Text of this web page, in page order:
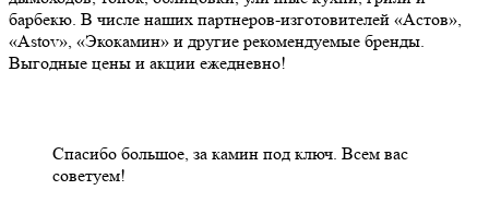
барбекю. В числе наших партнеров-изготовителей «Астов»,
«Astov», «Экокамин» и другие рекомендуемые бренды.
Выгодные цены и акции ежедневно!
Спасибо большое, за камин под ключ. Всем вас
советуем!